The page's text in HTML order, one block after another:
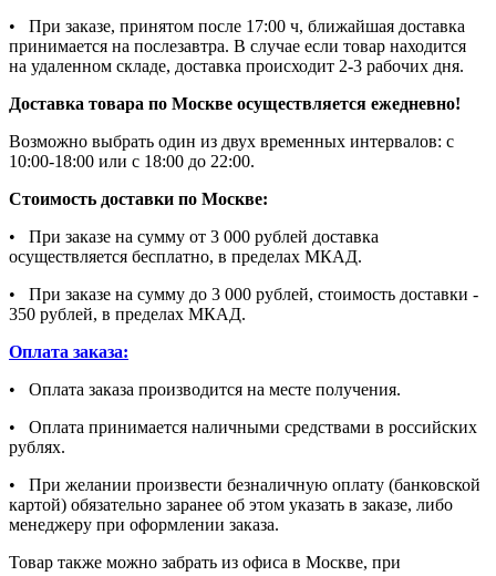
• При заказе, принятом после 17:00 ч, ближайшая доставка
принимается на послезавтра. В случае если товар находится
на удаленном складе, доставка происходит 2-3 рабочих дня.
Доставка товара по Москве осуществляется ежедневно!
Возможно выбрать один из двух временных интервалов: с
10:00-18:00 или с 18:00 до 22:00.
Стоимость доставки по Москве:
• При заказе на сумму от 3 000 рублей доставка
осуществляется бесплатно, в пределах МКАД.
• При заказе на сумму до 3 000 рублей, стоимость доставки -
350 рублей, в пределах МКАД.
Оплата заказа:
• Оплата заказа производится на месте получения.
• Оплата принимается наличными средствами в российских
рублях.
• При желании произвести безналичную оплату (банковской
картой) обязательно заранее об этом указать в заказе, либо
менеджеру при оформлении заказа.
Товар также можно забрать из офиса в Москве, при